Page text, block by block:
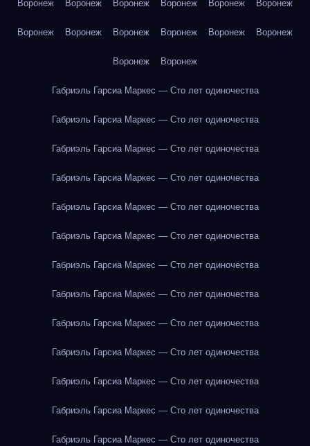
Воронеж Воронеж Воронеж Воронеж Воронеж Воронеж
Воронеж Воронеж Воронеж Воронеж Воронеж Воронеж
Воронеж Воронеж
Габриэль Гарсиа Маркес — Сто лет одиночества
Габриэль Гарсиа Маркес — Сто лет одиночества
Габриэль Гарсиа Маркес — Сто лет одиночества
Габриэль Гарсиа Маркес — Сто лет одиночества
Габриэль Гарсиа Маркес — Сто лет одиночества
Габриэль Гарсиа Маркес — Сто лет одиночества
Габриэль Гарсиа Маркес — Сто лет одиночества
Габриэль Гарсиа Маркес — Сто лет одиночества
Габриэль Гарсиа Маркес — Сто лет одиночества
Габриэль Гарсиа Маркес — Сто лет одиночества
Габриэль Гарсиа Маркес — Сто лет одиночества
Габриэль Гарсиа Маркес — Сто лет одиночества
Габриэль Гарсиа Маркес — Сто лет одиночества